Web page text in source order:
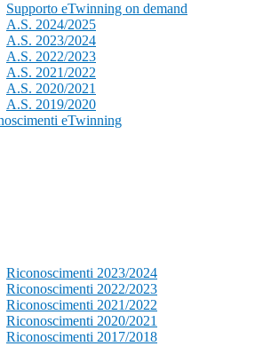
Supporto eTwinning on demand
A.S. 2024/2025
A.S. 2023/2024
A.S. 2022/2023
A.S. 2021/2022
A.S. 2020/2021
A.S. 2019/2020
eTwinning
Riconoscimenti 2023/2024
Riconoscimenti 2022/2023
Riconoscimenti 2021/2022
Riconoscimenti 2020/2021
Riconoscimenti 2017/2018